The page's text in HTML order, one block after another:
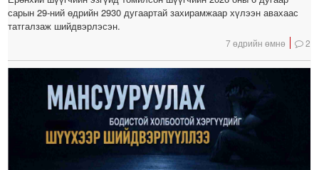
сарын 29-ний өдрийн 2930 дугаартай захирамжаар хүлээн авахаас
татгалзаж шийдвэрлэсэн.
7 өдрийн өмнө 2